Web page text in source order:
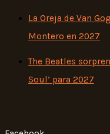
La Oreja de Van
Montero en 2027
The Beatles
Soul’ para 2027